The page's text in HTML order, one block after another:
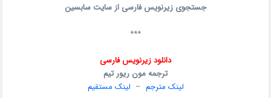
جستجوی زیرنویس فارسی از سایت سابسین
***
دانلود زیرنویس فارسی
ترجمه مون ریور تیم
لینک مترجم – لینک مستقیم